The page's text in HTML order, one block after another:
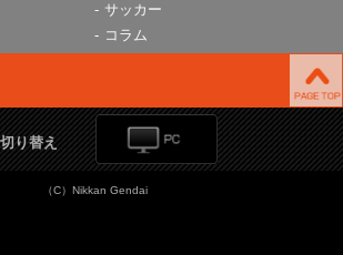
サッカー
コラム
り替え
（C）Nikkan Gendai